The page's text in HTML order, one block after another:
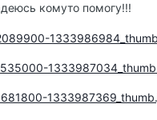
комуто помогу!!!